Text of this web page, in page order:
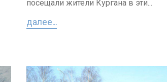
посещали жители Кургана в эти...
далее...